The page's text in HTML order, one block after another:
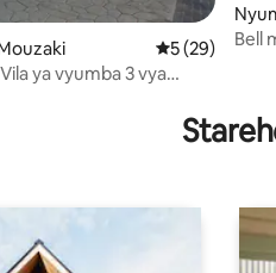
Ukadiriaji wa
5 (29)
ya vyumba 3 vya
os
Bell